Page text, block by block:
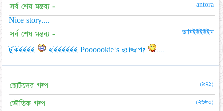
সর্ব শেষ মন্তব্য - antora
Nice story....
সর্ব শেষ মন্তব্য - তানিইইইইইম
টুকিইইইই হাইইইইইই Poooookie's হুয়াজ্জাপ?
ছোটদের গল্প (৯২১)
ভৌতিক গল্প (২৬৮০)